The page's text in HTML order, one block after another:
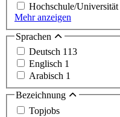
Hochschule/Universität
Mehr anzeigen
Sprachen
Deutsch 113
Englisch 1
Arabisch 1
Bezeichnung
Topjobs